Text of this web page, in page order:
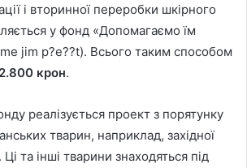
і вторинної переробки шкірного
у фонд «Допомагаємо їм
jim p?e??t). Всього таким способом
крон.
реалізується проект з порятунку
тварин, наприклад, західної
та інші тварини знаходяться під